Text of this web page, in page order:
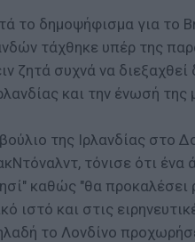
το δημοψήφισμα για το
τάχθηκε υπέρ της
ζητά συχνά να
και την ένωσή της
της Ιρλανδίας στο
τόνισε ότι ένα
καθώς "θα προκαλέσει
ιστό και στις
το Λονδίνο